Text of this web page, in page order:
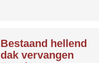
Bestaand hellend
dak vervangen